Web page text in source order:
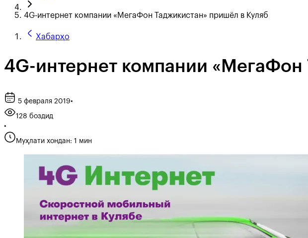
4G-интернет компании «МегаФон Таджикистан» пришёл в Куляб
Хабарҳо
4G-интернет компании
5 февраля 2019•
128 боздид
•
Муҳлати хондан: 1 мин